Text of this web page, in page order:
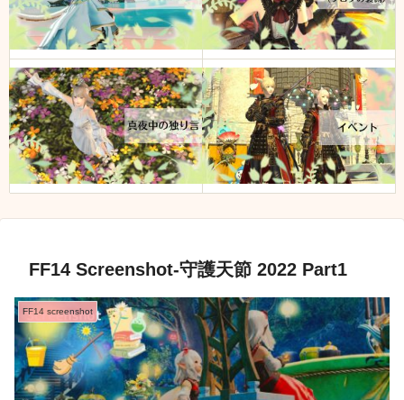
FF14 Screenshot-守護天節 2022 Part1
FF14 screenshot